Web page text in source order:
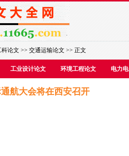
科论文>>交通运输论文>> 正文
工业设计论文 环境工程论文 电力
航大会将在西安召开